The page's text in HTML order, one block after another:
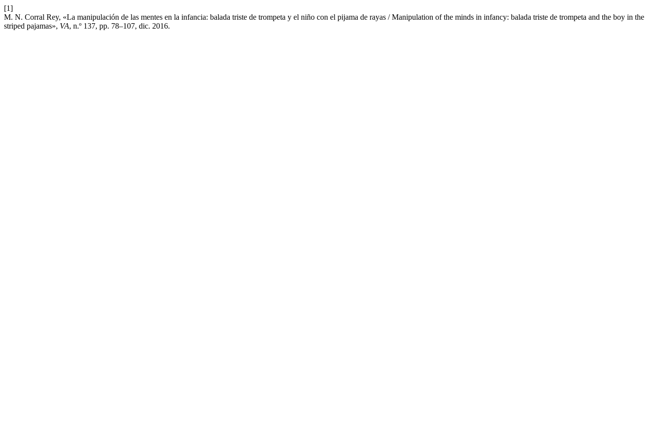
[1]
M. N. Corral Rey, «La manipulación de las mentes en la infancia: balada triste de trompeta y el niño con el pijama de rayas / Manipulation of the minds in infancy: balada triste de trompeta and the boy in the
striped pajamas», VA, n.º 137, pp. 78–107, dic. 2016.